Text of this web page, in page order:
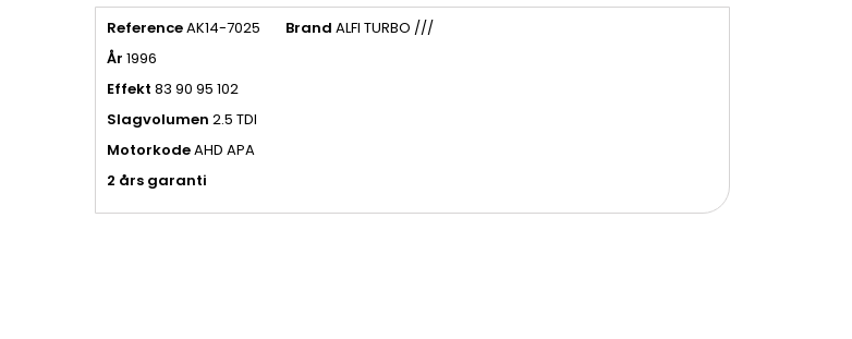
ReferenceAK14-7025 Brand ALFI TURBO ///
År 1996
Effekt 83 90 95 102
Slagvolumen 2.5 TDI
MotorkodeAHD APA
2 års garanti